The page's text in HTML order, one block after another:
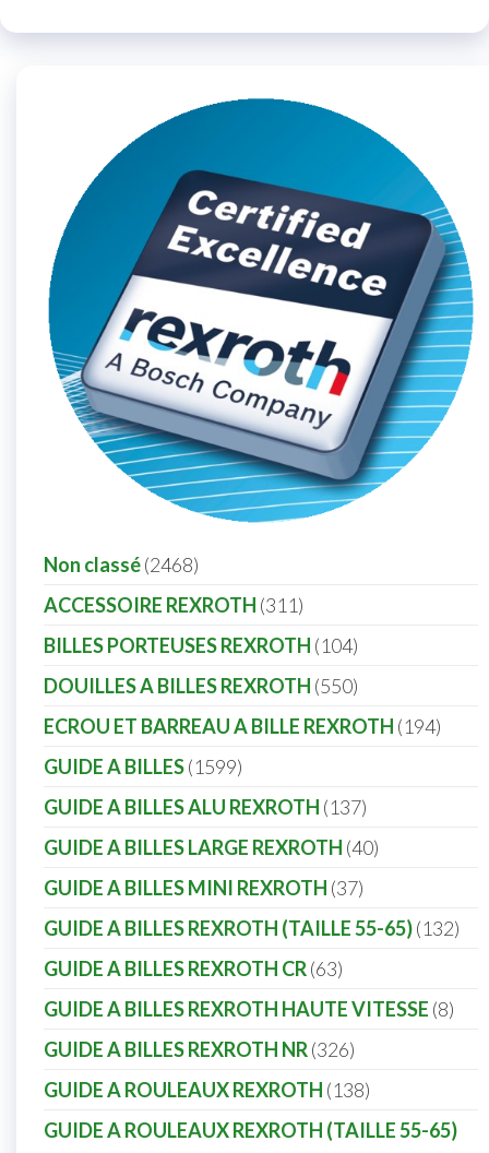
Non classé 2468
ACCESSOIRE REXROTH 311
BILLES PORTEUSES REXROTH 104
DOUILLES A BILLES REXROTH 550
ECROU ET BARREAU A BILLE REXROTH 194
GUIDE A BILLES 1599
GUIDE A BILLES ALU REXROTH 137
GUIDE A BILLES LARGE REXROTH 40
GUIDE A BILLES MINI REXROTH 37
GUIDE A BILLES REXROTH (TAILLE 55-65) 132
GUIDE A BILLES REXROTH CR 63
GUIDE A BILLES REXROTH HAUTE VITESSE 8
GUIDE A BILLES REXROTH NR 326
GUIDE A ROULEAUX REXROTH 138
GUIDE A ROULEAUX REXROTH (TAILLE 55-65)